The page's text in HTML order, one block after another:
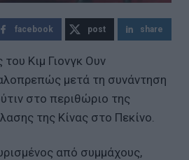
facebook post share
Κιμ Γιονγκ Ουν
μετά τη συνάντηση
στο περιθώριο της
της Κίνας στο Πεκίνο.
από συμμάχους,